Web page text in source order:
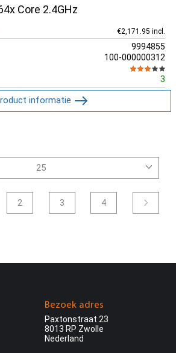
Core 2.4GHz
€2,171.95 incl.
9994855
100-000000312
3
informatie
2 3 4
Bezoek adres
Paxtonstraat 23
8013 RP Zwolle
Nederland